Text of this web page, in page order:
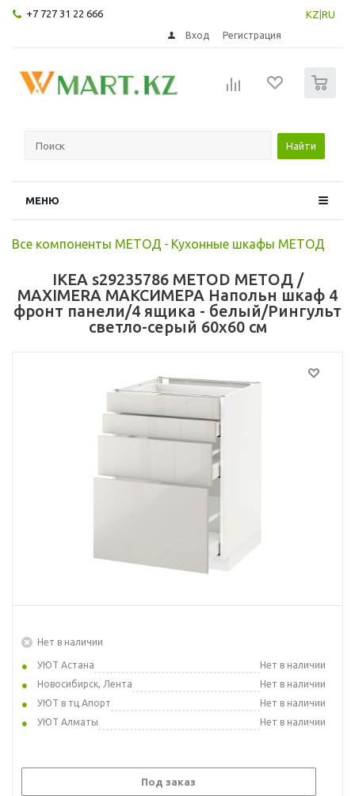
+7 727 31 22 666 KZ RU
Вход Регистрация
Найти
МЕНЮ
Все компоненты МЕТОД - Кухонные шкафы МЕТОД
IKEA s29235786 METOD МЕТОД /
MAXIMERA МАКСИМЕРА Напольн шкаф 4
фронт панели/4 ящика - белый/Рингульт
светло-серый 60x60 см
Нет в наличии
УЮТ Астана
Нет в наличии
Новосибирск, Лента
Нет в наличии
УЮТ в тц Апорт
Нет в наличии
УЮТ Алматы
Нет в наличии
Под заказ